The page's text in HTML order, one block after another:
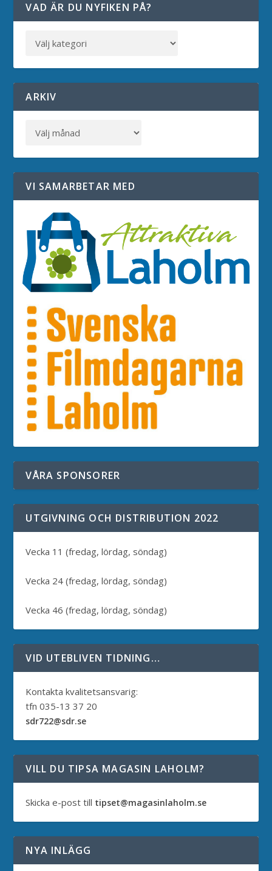
VAD ÄR DU NYFIKEN PÅ?
ARKIV
VI SAMARBETAR MED
VÅRA SPONSORER
UTGIVNING OCH DISTRIBUTION 2022
Vecka 11 (fredag, lördag, söndag)
Vecka 24 (fredag, lördag, söndag)
Vecka 46 (fredag, lördag, söndag)
VID UTEBLIVEN TIDNING…
Kontakta kvalitetsansvarig:
tfn 035-13 37 20
sdr722@sdr.se
VILL DU TIPSA MAGASIN LAHOLM?
Skicka e-post till tipset@magasinlaholm.se
NYA INLÄGG